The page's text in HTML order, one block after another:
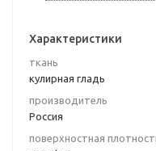
Характеристики
ткань
кулирная гладь
производитель
Россия
поверхностная